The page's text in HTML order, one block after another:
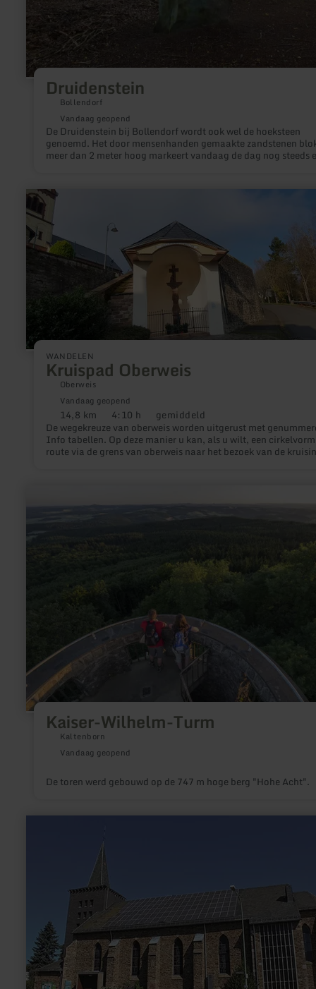
Druidenstein
Bollendorf
Vandaag geopend
De Druidenstein bij Bollendorf wordt ook wel de hoeksteen
genoemd. Het door mensenhanden gemaakte zandstenen
meer dan 2 meter hoog markeert vandaag de dag nog steeds
WANDELEN
Kruispad Oberweis
Oberweis
Vandaag geopend
Afstand:
14,8 km Duur:
4:10 h Moeilijkheidsgraad:
gemiddeld
De wegekreuze van oberweis worden uitgerust met
Info tabellen. Op deze manier u kan, als u wilt, een
route via de grens van oberweis naar het bezoek van de
meer
informatie
over:
Kruispad
Oberweis
Kaiser-Wilhelm-Turm
Kaltenborn
Vandaag geopend
De toren werd gebouwd op de 747 m hoge berg "Hohe Acht".
Kirchengemeinde